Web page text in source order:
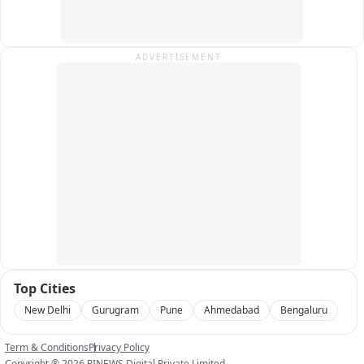
ADVERTISEMENT
Top Cities
New Delhi Gurugram Pune Ahmedabad Bengaluru
Term & ConditionsPrivacy Policy